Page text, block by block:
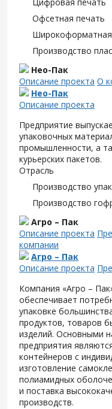
Офсетная печать
Широкоформатная
Производство
Нео-Пак
Описание проекта О
Нео-Пак
Описание проекта
Предприятие
упаковочных
промышленности, а
курьерских пакетов.
Отрасль
Производство
Производство
Агро – Пак
Описание проекта
компании
Агро – Пак
Описание проекта
Компания «Агро –
обеспечивает
упаковке
продуктов, товаров
изделий. Основными
предприятия
контейнеров с
изготовление
полиамидных
и поставка
производств.